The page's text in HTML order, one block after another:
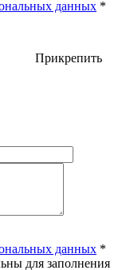
данных *
Прикрепить
данных *
для заполнения